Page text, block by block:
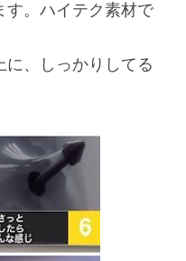
す。ハイテク素材で
、しっかりしてる